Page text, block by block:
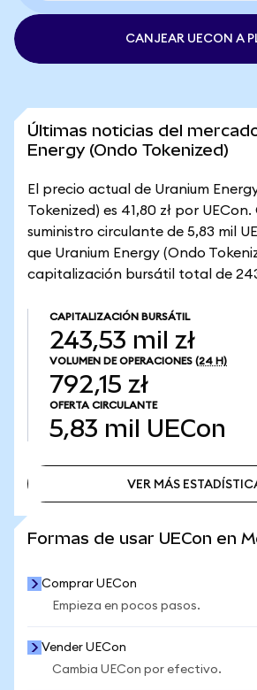
CANJEAR UECON A
Últimas noticias del
Energy (Ondo Tokenized)
El precio actual de Uranium
Tokenized) es 41,80 zł por UECon.
suministro circulante de 5,83 mil
que Uranium Energy (Ondo
capitalización bursátil total de
CAPITALIZACIÓN BURSÁTIL
243,53 mil zł
VOLUMEN DE OPERACIONES (24 H)
792,15 zł
OFERTA CIRCULANTE
5,83 mil UECon
VER MÁS
Formas de usar UECon en
Comprar UECon
Empieza en pocos pasos.
Vender UECon
Cambia UECon por efectivo.